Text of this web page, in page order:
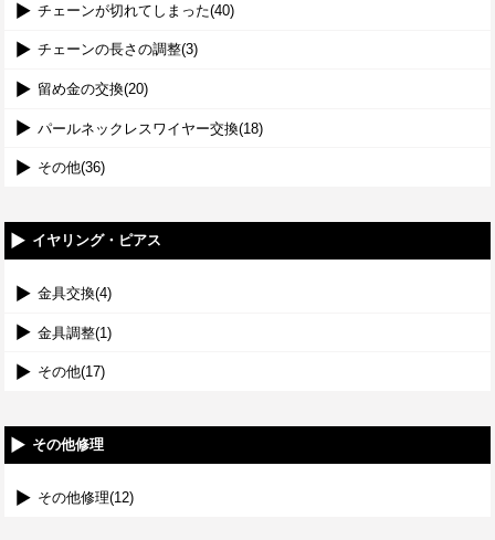
チェーンが切れてしまった(40)
チェーンの長さの調整(3)
留め金の交換(20)
パールネックレスワイヤー交換(18)
その他(36)
イヤリング・ピアス
金具交換(4)
金具調整(1)
その他(17)
その他修理
その他修理(12)